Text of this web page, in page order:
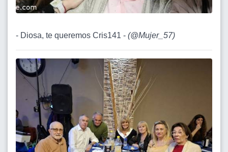
- Diosa, te queremos Cris141 - (@Mujer_57)